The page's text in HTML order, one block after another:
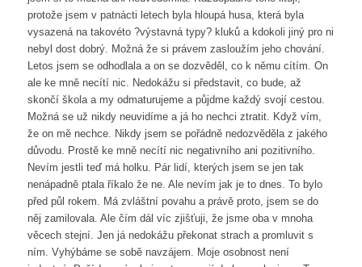
protože jsem v patnácti letech byla hloupá husa, která byla
vysazená na takovéto ?výstavná typy? kluků a kdokoli jiný pro ni
nebyl dost dobrý. Možná že si právem zasloužím jeho chování.
Letos jsem se odhodlala a on se dozvěděl, co k němu cítím. On
ale ke mně necítí nic. Nedokážu si představit, co bude, až
skončí škola a my odmaturujeme a půjdme každý svojí cestou.
Možná se už nikdy neuvidíme a já ho nechci ztratit. Když vím,
že on mě nechce. Nikdy jsem se pořádně nedozvěděla z jakého
důvodu. Prostě ke mně necítí nic negativního ani pozitivního.
Nevím jestli teď má holku. Pár lidí, kterých jsem se jen tak
nenápadně ptala říkalo že ne. Ale nevím jak je to dnes. To bylo
před půl rokem. Má zvláštní povahu a právě proto, jsem se do
něj zamilovala. Ale čím dál víc zjišťuji, že jsme oba v mnoha
věcech stejní. Jen já nedokážu překonat strach a promluvit s
ním. Vyhýbáme se sobě navzájem. Moje osobnost není